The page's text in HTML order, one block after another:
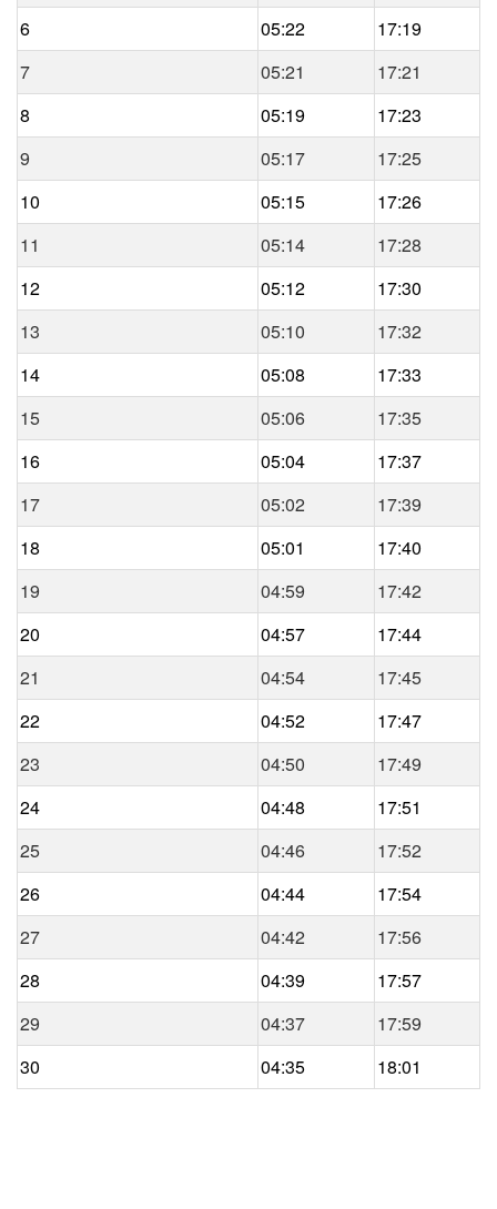
6
05:22
17:19
7
05:21
17:21
8
05:19
17:23
9
05:17
17:25
10
05:15
17:26
11
05:14
17:28
12
05:12
17:30
13
05:10
17:32
14
05:08
17:33
15
05:06
17:35
16
05:04
17:37
17
05:02
17:39
18
05:01
17:40
19
04:59
17:42
20
04:57
17:44
21
04:54
17:45
22
04:52
17:47
23
04:50
17:49
24
04:48
17:51
25
04:46
17:52
26
04:44
17:54
27
04:42
17:56
28
04:39
17:57
29
04:37
17:59
30
04:35 18:01